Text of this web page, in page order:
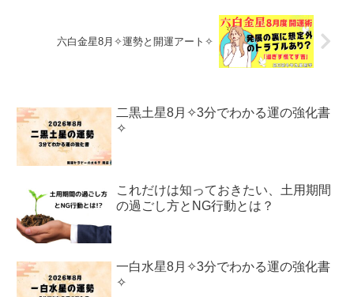
六白金星8月✧運勢と開運アート✧
二黒土星8月✧3分でわかる運の強化書
✧
これだけは知っておきたい、土用期間
の過ごし方とNG行動とは？
一白水星8月✧3分でわかる運の強化書
✧